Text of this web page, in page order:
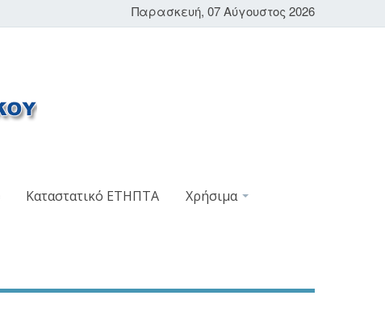
Παρασκευή, 07 Αύγουστος 2026
Καταστατικό ΕΤΗΠΤΑ Χρήσιμα